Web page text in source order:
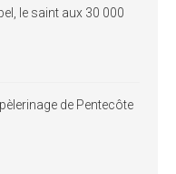
le saint aux 30 000
de Pentecôte